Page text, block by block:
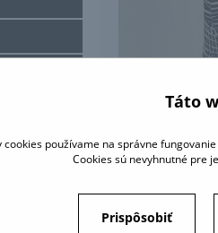
Táto
cookies používame na správne
Cookies sú nevyhnutné pre
Prispôsobiť